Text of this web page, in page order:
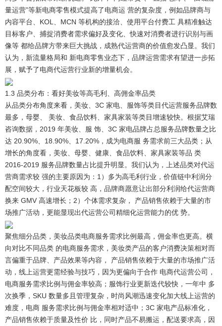
量运营”等新电商零售模式提高了电商运 营的复杂度，例如品牌商与
内容平台、KOL、MCN 等机构的接洽、使用平台付费工 具精准触达
目标客户、捕捉消费者需求偏好及变化、快速对消费者进行识别与画
像等 都给品牌方带来巨大挑战，成熟代运营商的价值愈发凸显。我们
认为，新流量格局和 新电商零售业态下，品牌运营需求有望进一步拓
展，赋予了电商代运营行业新的增量机会。
1.3 品类分布：看好美妆等高毛利、高佣金率品类
从品类分布角度来看，美妆、3C 家电、服饰等类目代运营服务品牌数
最多，母婴、 美妆、食品饮料、家具家装等类目增速较快。 根据艾瑞
咨询数据，2019 年美妆、服 饰、3C 家电品牌占总服务品牌数量之比
达 20.90%、18.90%、17.20%，成为电商服 务需求前三大品类；从
增长的角度看，美妆、母婴、健康、食品饮料、家具家装等品 类
2016-2019 服务品牌数量占比提升明显。我们认为，上述品类对代运
营商需求较 强的主要原因为：1）多为高毛利行业，价值链中利润分
配空间较大，行业天花板较 高，品牌商愿意让出部分利润给代运营商
换来 GMV 高速增长；2）个体需求复杂， 产品销售依赖于大量的市
场推广活动，更能显现出代运营公司精细化运营能力的优 势。
聚焦细分品类，美妆品类电商服务需求比例最高，佣金率也更高。 横
向对比不同品类 的电商服务需求，美妆类产品的客户消费决策相对而
言偏重于品牌、产品效果等内容， 产品销售依赖于大量的市场推广活
动，线上运营更需经验与技巧，因为更偏向于合作 电商代运营公司，
电商服务需求比例与佣金率较高；服饰行业更新迭代较快，一年中 多
次换季，SKU 数量多且管理复杂，时尚风潮迅速变化加大线上运营的
难度，电商 服务需求比例与佣金率相对适中；3C 家电产品标准化，
产品销售依赖于质量及性价 比，同时产品不易搬运，配送要求高，因